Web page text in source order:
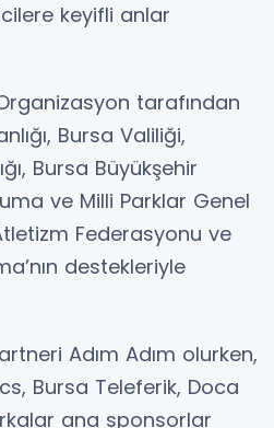
keyifli anlar
tarafından
Bursa Valiliği,
Bursa Büyükşehir
ve Milli Parklar Genel
Federasyonu ve
destekleriyle
Adım Adım olurken,
Bursa Teleferik, Doca
ana sponsorlar